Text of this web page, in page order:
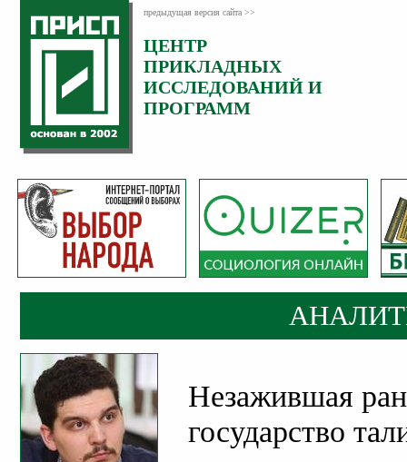
предыдущая версия сайта >>
ЦЕНТР
ПРИКЛАДНЫХ
ИССЛЕДОВАНИЙ И
ПРОГРАММ
Незажившая
государство
Категория:
Аналитика